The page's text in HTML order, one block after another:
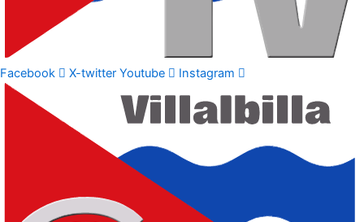
Facebook X-twitter Youtube Instagram